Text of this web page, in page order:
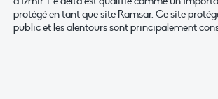
protégé en tant que site Ramsar. Ce site
public et les alentours sont principalement